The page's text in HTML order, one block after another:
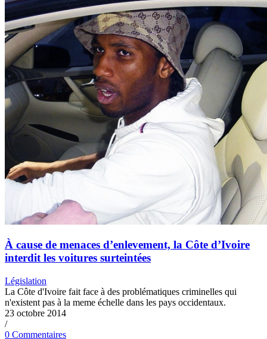
À cause de menaces d’enlevement, la Côte d’Ivoire
interdit les voitures surteintées
Législation
La Côte d'Ivoire fait face à des problématiques criminelles qui
n'existent pas à la meme échelle dans les pays occidentaux.
23 octobre 2014
/
0 Commentaires